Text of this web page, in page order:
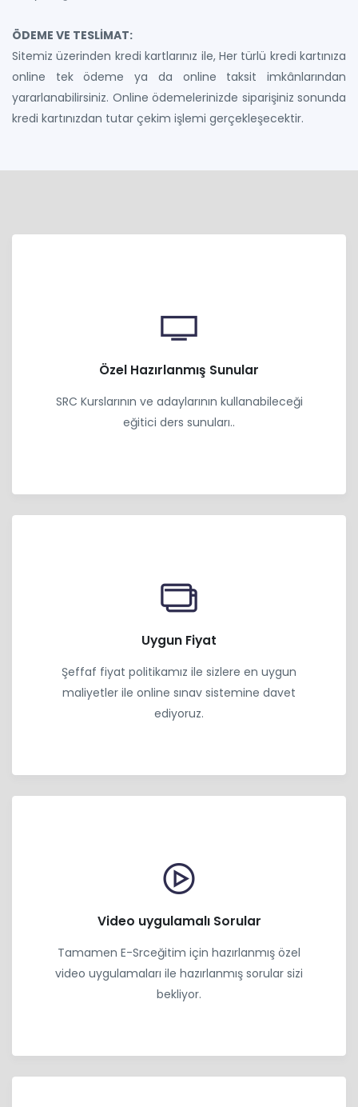
ÖDEME VE TESLİMAT:
Sitemiz üzerinden kredi kartlarınız ile, Her türlü kredi kartınıza
online tek ödeme ya da online taksit imkânlarından
yararlanabilirsiniz. Online ödemelerinizde siparişiniz sonunda
kredi kartınızdan tutar çekim işlemi gerçekleşecektir.
Özel Hazırlanmış Sunular
SRC Kurslarının ve adaylarının kullanabileceği
eğitici ders sunuları..
Uygun Fiyat
Şeffaf fiyat politikamız ile sizlere en uygun
maliyetler ile online sınav sistemine davet
ediyoruz.
Video uygulamalı Sorular
Tamamen E-Srceğitim için hazırlanmış özel
video uygulamaları ile hazırlanmış sorular sizi
bekliyor.